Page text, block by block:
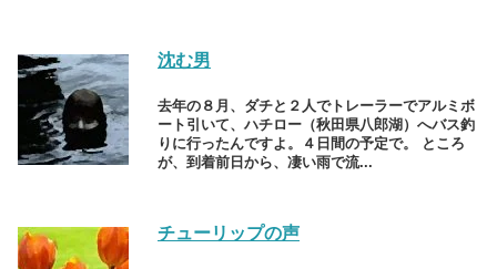
沈む男
去年の８月、ダチと２人でトレーラーでアルミボ
ート引いて、ハチロー（秋田県八郎湖）へバス釣
りに行ったんですよ。４日間の予定で。 ところ
が、到着前日から、凄い雨で流...
チューリップの声